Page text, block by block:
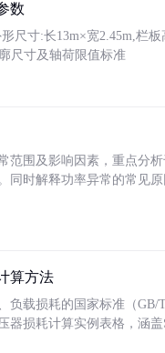
数
尺寸:长13m×宽2.45m,栏
尺寸及轴荷限值标准
范围及影响因素，重点分
同时解释功率异常的常见
算方法
负载损耗的国家标准（GB/
器损耗计算实例表格，涵